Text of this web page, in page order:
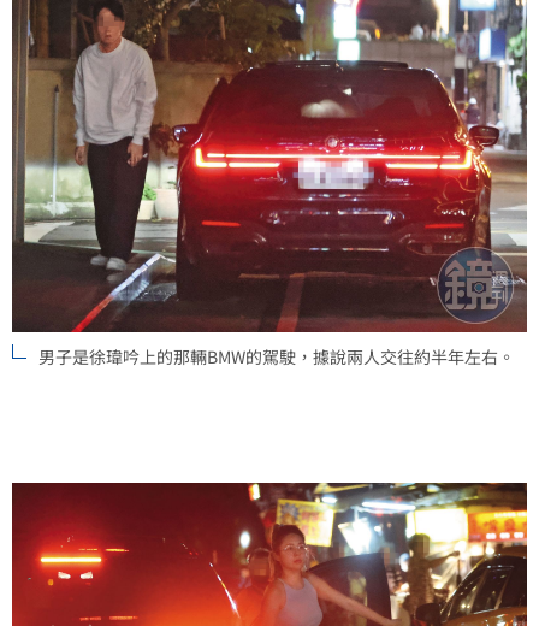
男子是徐瑋吟上的那輛BMW的駕駛，據說兩人交往約半年左右。